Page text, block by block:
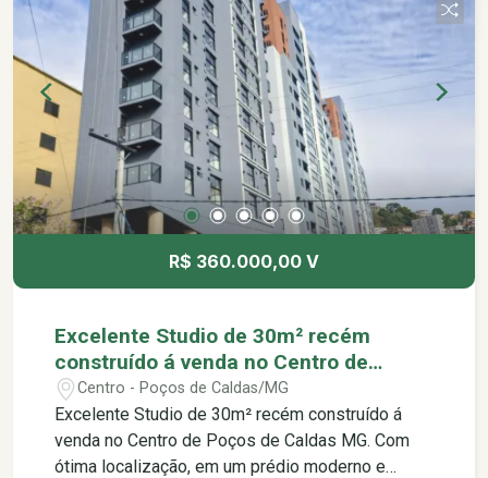
(Colégio Visão, Prof. Júlio Bonazzi); - Hospitais
(Posto de saúde Maria Imaculada).
R$ 360.000,00 V
Excelente Studio de 30m² recém
construído á venda no Centro de
Poços de Caldas MG.
Centro - Poços de Caldas/MG
Excelente Studio de 30m² recém construído á
venda no Centro de Poços de Caldas MG. Com
ótima localização, em um prédio moderno e